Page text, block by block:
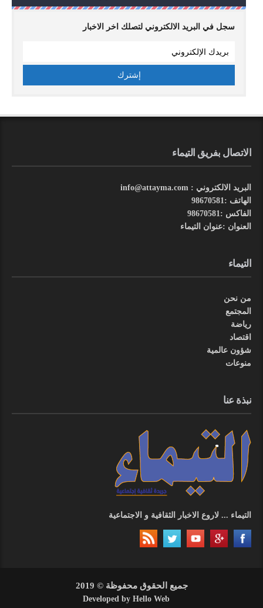
سجل في البريد الالكتروني لتصلك اخر الاخبار
الاتصال بفريق التيماء
البريد الالكتروني : info@attayma.com
الهاتف :98670581
الفاكس :98670581
العنوان :عنوان التيماء
التيماء
من نحن
المجتمع
رياضة
اقتصاد
شؤون عالمية
منوعات
نبذة عنا
التيماء ... لاروع الاخبار الثقافية و الاجتماعية
جميع الحقوق محفوظة © 2019
Developed byHello Web